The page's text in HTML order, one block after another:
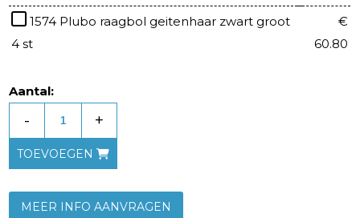
1574 Plubo raagbol geitenhaar zwart groot
4 st
€
60.80
Aantal:
- +
TOEVOEGEN
MEER INFO AANVRAGEN